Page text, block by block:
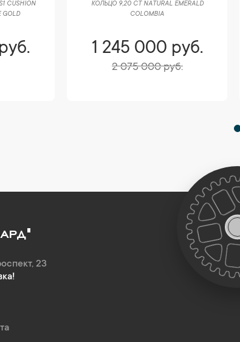
CUSHION
GOLD
КОЛЬЦО 9,20 CT NATURAL EMERALD
COLOMBIA
1 245 000 руб.
2 075 000 руб.
23